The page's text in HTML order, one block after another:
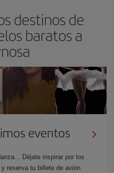
destinos de
baratos a
eventos
Déjate inspirar por los
reserva tu billete de avión